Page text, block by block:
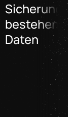
Sicherung
Daten